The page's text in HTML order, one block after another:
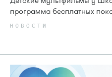
программа бесплатных
НОВОСТИ